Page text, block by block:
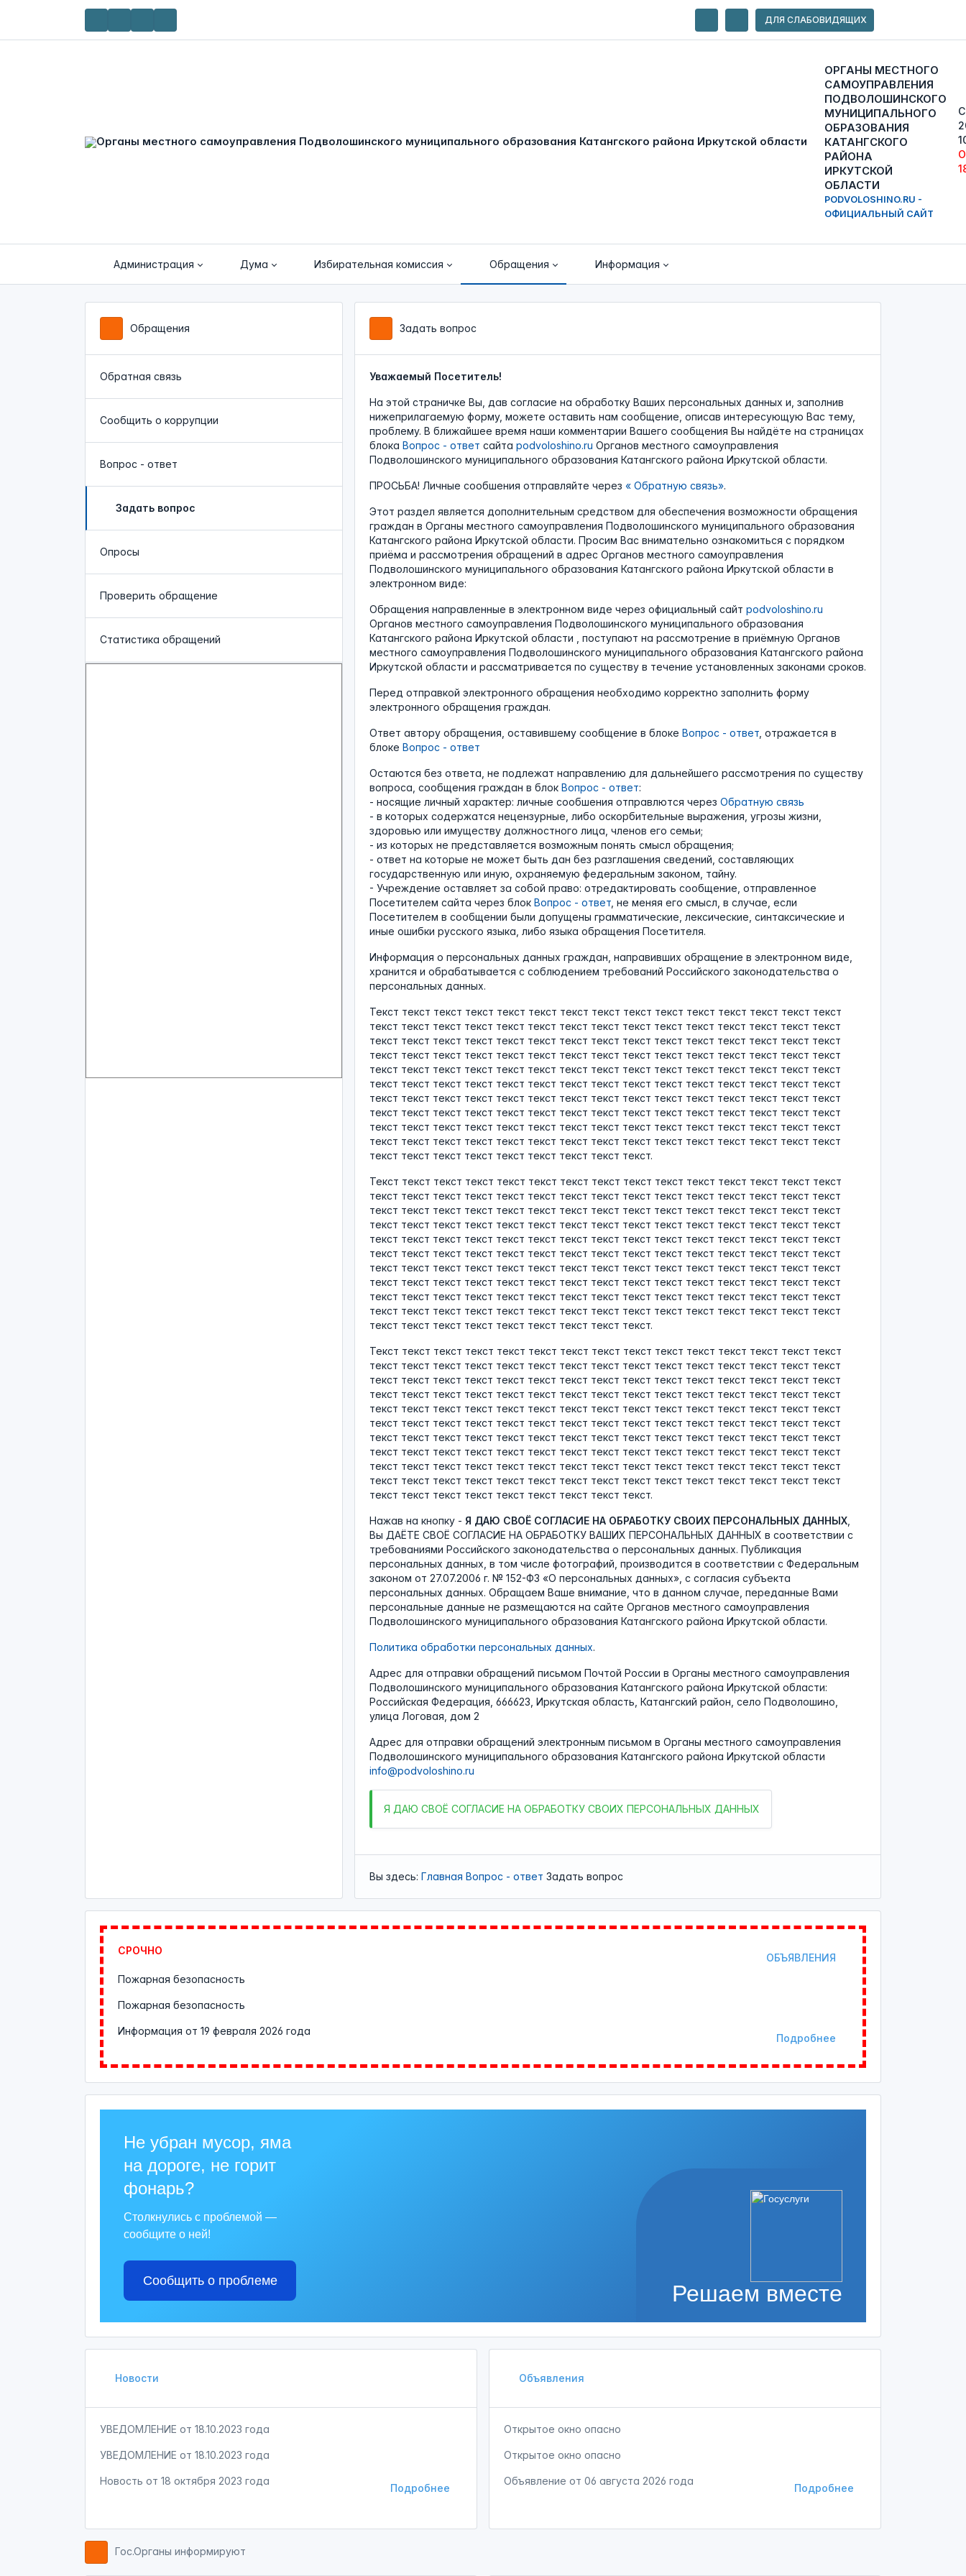
ДЛЯ СЛАБОВИДЯЩИХ
ОРГАНЫ МЕСТНОГО
САМОУПРАВЛЕНИЯ
ПОДВОЛОШИНСКОГО
МУНИЦИПАЛЬНОГО
ОБРАЗОВАНИЯ
КАТАНГСКОГО
РАЙОНА
ИРКУТСКОЙ
ОБЛАСТИ
PODVOLOSHINO.RU -
ОФИЦИАЛЬНЫЙ САЙТ
Администрация Дума Избирательная комиссия Обращения Информация
Обращения
Обратная связь
Сообщить о коррупции
Вопрос - ответ
Задать вопрос
Опросы
Проверить обращение
Статистика обращений
Задать вопрос
Уважаемый Посетитель!
На этой страничке Вы, дав согласие на обработку Ваших персональных данных и, заполнив
нижеприлагаемую форму, можете оставить нам сообщение, описав интересующую Вас тему,
проблему. В ближайшее время наши комментарии Вашего сообщения Вы найдёте на страницах
блока Вопрос - ответ сайта podvoloshino.ru Органов местного самоуправления
Подволошинского муниципального образования Катангского района Иркутской области.
ПРОСЬБА! Личные сообшения отправляйте через «Обратную связь».
Этот раздел является дополнительным средством для обеспечения возможности обращения
граждан в Органы местного самоуправления Подволошинского муниципального образования
Катангского района Иркутской области. Просим Вас внимательно ознакомиться с порядком
приёма и рассмотрения обращений в адрес Органов местного самоуправления
Подволошинского муниципального образования Катангского района Иркутской области в
электронном виде:
Обращения направленные в электронном виде через официальный сайт podvoloshino.ru
Органов местного самоуправления Подволошинского муниципального образования
Катангского района Иркутской области , поступают на рассмотрение в приёмную Органов
местного самоуправления Подволошинского муниципального образования Катангского района
Иркутской области и рассматривается по существу в течение установленных законами сроков.
Перед отправкой электронного обращения необходимо корректно заполнить форму
электронного обращения граждан.
Ответ автору обращения, оставившему сообщение в блоке Вопрос - ответ, отражается в
блоке Вопрос - ответ
Остаются без ответа, не подлежат направлению для дальнейшего рассмотрения по существу
вопроса, сообщения граждан в блок Вопрос - ответ:
- носящие личный характер: личные сообшения отправлются через Обратную связь
- в которых содержатся нецензурные, либо оскорбительные выражения, угрозы жизни,
здоровью или имуществу должностного лица, членов его семьи;
- из которых не представляется возможным понять смысл обращения;
- ответ на которые не может быть дан без разглашения сведений, составляющих
государственную или иную, охраняемую федеральным законом, тайну.
- Учреждение оставляет за собой право: отредактировать сообщение, отправленное
Посетителем сайта через блок Вопрос - ответ, не меняя его смысл, в случае, если
Посетителем в сообщении были допущены грамматические, лексические, синтаксические и
иные ошибки русского языка, либо языка обращения Посетителя.
Информация о персональных данных граждан, направивших обращение в электронном виде,
хранится и обрабатывается с соблюдением требований Российского законодательства о
персональных данных.
Текст текст текст текст текст текст текст текст текст текст текст текст текст текст текст
текст текст текст текст текст текст текст текст текст текст текст текст текст текст текст
текст текст текст текст текст текст текст текст текст текст текст текст текст текст текст
текст текст текст текст текст текст текст текст текст текст текст текст текст текст текст
текст текст текст текст текст текст текст текст текст текст текст текст текст текст текст
текст текст текст текст текст текст текст текст текст текст текст текст текст текст текст
текст текст текст текст текст текст текст текст текст текст текст текст текст текст текст
текст текст текст текст текст текст текст текст текст текст текст текст текст текст текст
текст текст текст текст текст текст текст текст текст текст текст текст текст текст текст
текст текст текст текст текст текст текст текст текст текст текст текст текст текст текст
текст текст текст текст текст текст текст текст текст.
Текст текст текст текст текст текст текст текст текст текст текст текст текст текст текст
текст текст текст текст текст текст текст текст текст текст текст текст текст текст текст
текст текст текст текст текст текст текст текст текст текст текст текст текст текст текст
текст текст текст текст текст текст текст текст текст текст текст текст текст текст текст
текст текст текст текст текст текст текст текст текст текст текст текст текст текст текст
текст текст текст текст текст текст текст текст текст текст текст текст текст текст текст
текст текст текст текст текст текст текст текст текст текст текст текст текст текст текст
текст текст текст текст текст текст текст текст текст текст текст текст текст текст текст
текст текст текст текст текст текст текст текст текст текст текст текст текст текст текст
текст текст текст текст текст текст текст текст текст текст текст текст текст текст текст
текст текст текст текст текст текст текст текст текст.
Текст текст текст текст текст текст текст текст текст текст текст текст текст текст текст
текст текст текст текст текст текст текст текст текст текст текст текст текст текст текст
текст текст текст текст текст текст текст текст текст текст текст текст текст текст текст
текст текст текст текст текст текст текст текст текст текст текст текст текст текст текст
текст текст текст текст текст текст текст текст текст текст текст текст текст текст текст
текст текст текст текст текст текст текст текст текст текст текст текст текст текст текст
текст текст текст текст текст текст текст текст текст текст текст текст текст текст текст
текст текст текст текст текст текст текст текст текст текст текст текст текст текст текст
текст текст текст текст текст текст текст текст текст текст текст текст текст текст текст
текст текст текст текст текст текст текст текст текст текст текст текст текст текст текст
текст текст текст текст текст текст текст текст текст.
Нажав на кнопку - Я ДАЮ СВОЁ СОГЛАСИЕ НА ОБРАБОТКУ СВОИХ ПЕРСОНАЛЬНЫХ ДАННЫХ,
Вы ДАЁТЕ СВОЁ СОГЛАСИЕ НА ОБРАБОТКУ ВАШИХ ПЕРСОНАЛЬНЫХ ДАННЫХ в соответствии с
требованиями Российского законодательства о персональных данных. Публикация
персональных данных, в том числе фотографий, производится в соответствии с Федеральным
законом от 27.07.2006 г. № 152-ФЗ «О персональных данных», с согласия субъекта
персональных данных. Обращаем Ваше внимание, что в данном случае, переданные Вами
персональные данные не размещаются на сайте Органов местного самоуправления
Подволошинского муниципального образования Катангского района Иркутской области.
Политика обработки персональных данных.
Адрес для отправки обращений письмом Почтой России в Органы местного самоуправления
Подволошинского муниципального образования Катангского района Иркутской области:
Российская Федерация, 666623, Иркутская область, Катангский район, село Подволошино,
улица Логовая, дом 2
Адрес для отправки обращений электронным письмом в Органы местного самоуправления
Подволошинского муниципального образования Катангского района Иркутской области
info@podvoloshino.ru
Я ДАЮ СВОЁ СОГЛАСИЕ НА ОБРАБОТКУ СВОИХ ПЕРСОНАЛЬНЫХ ДАННЫХ
Вы здесь: Главная Вопрос - ответ Задать вопрос
СРОЧНО
ОБЪЯВЛЕНИЯ
Пожарная безопасность
Пожарная безопасность
Подробнее
Информация от 19 февраля 2026 года
Решаем вместе
Не убран мусор, яма
на дороге, не горит
фонарь?
Столкнулись с проблемой —
сообщите о ней!
Сообщить о проблеме
Новости
УВЕДОМЛЕНИЕ от 18.10.2023 года
УВЕДОМЛЕНИЕ от 18.10.2023 года
Подробнее
Новость от 18 октября 2023 года
Объявления
Открытое окно опасно
Открытое окно опасно
Подробнее
Объявление от 06 августа 2026 года
Гос.Органы информируют